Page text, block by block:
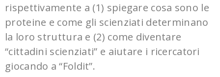
rispettivamente a (1) spiegare cosa sono le
proteine e come gli scienziati determinano
la loro struttura e (2) come diventare
“cittadini scienziati” e aiutare i ricercatori
giocando a “Foldit”.